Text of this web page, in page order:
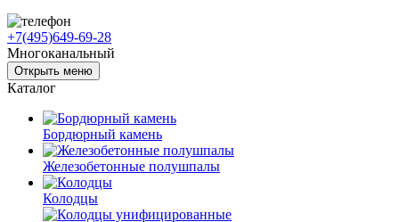
+7(495)649-69-28
Многоканальный
Открыть меню
Каталог
Бордюрный камень
Железобетонные полушпалы
Колодцы